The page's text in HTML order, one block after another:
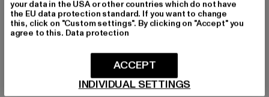
GRÖSSE & PASSFORM
LIEFERUNG & RÜCKGABE
your data in the USA or other countries which do not have
the EU data protection standard. If you want to change
this, click on "Custom settings". By clicking on "Accept" you
agree to this. Data protection
INDIVIDUAL SETTINGS
ACCEPT